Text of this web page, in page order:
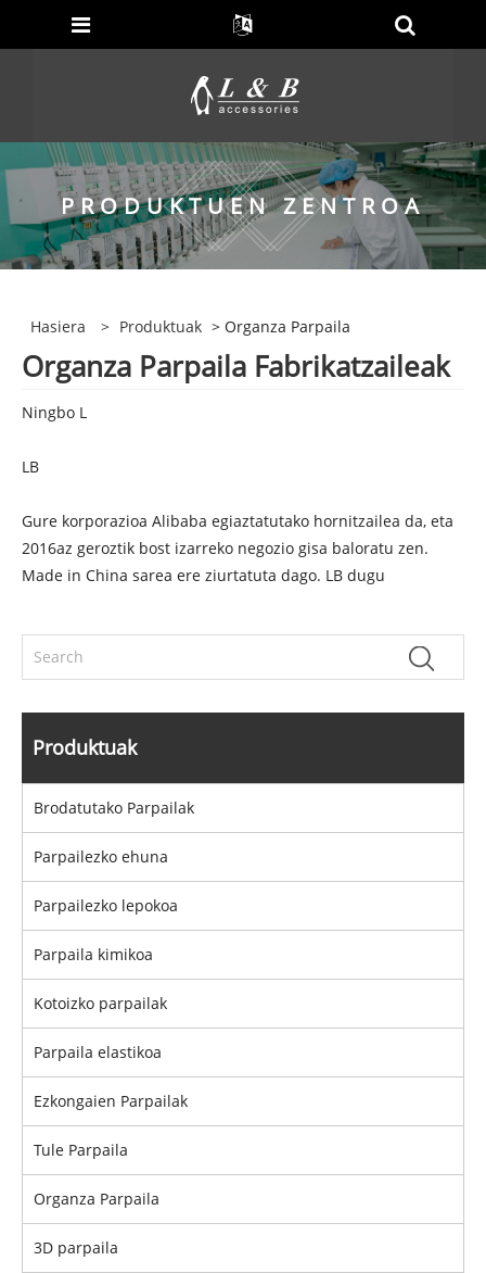
PRODUKTUEN ZENTROA
Hasiera > Produktuak > Organza Parpaila
Organza Parpaila Fabrikatzaileak
Ningbo L
LB
Gure korporazioa Alibaba egiaztatutako hornitzailea da, eta
2016az geroztik bost izarreko negozio gisa baloratu zen.
Made in China sarea ere ziurtatuta dago. LB dugu
Produktuak
Brodatutako Parpailak
Parpailezko ehuna
Parpailezko lepokoa
Parpaila kimikoa
Kotoizko parpailak
Parpaila elastikoa
Ezkongaien Parpailak
Tule Parpaila
Organza Parpaila
3D parpaila